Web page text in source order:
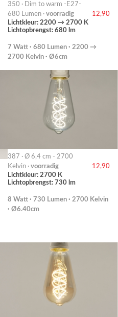
350 · Dim to warm -E27-
680 Lumen · voorradig
12,90
Lichtkleur: 2200 → 2700 K
Lichtopbrengst: 680 lm
7 Watt · 680 Lumen · 2200 →
2700 Kelvin · Ø6cm
387 · Ø 6,4 cm - 2700
Kelvin · voorradig
12,90
Lichtkleur: 2700 K
Lichtopbrengst: 730 lm
8 Watt · 730 Lumen · 2700 Kelvin
· Ø6.40cm